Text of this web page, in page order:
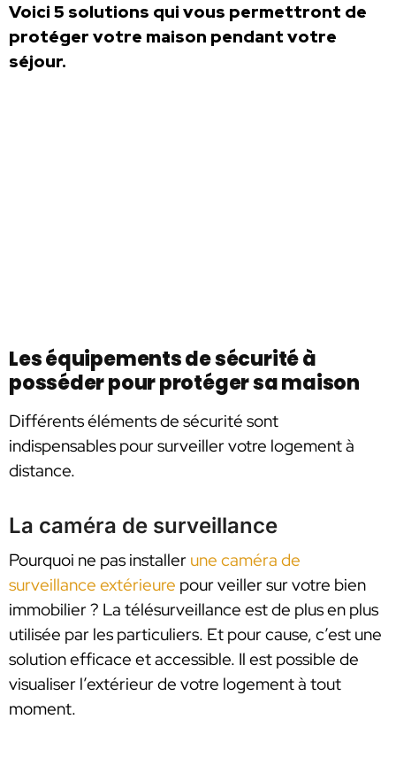
Voici 5 solutions qui vous permettront de
protéger votre maison pendant votre
séjour.
Les équipements de sécurité à
posséder pour protéger sa maison
Différents éléments de sécurité sont
indispensables pour surveiller votre logement à
distance.
La caméra de surveillance
Pourquoi ne pas installer une caméra de
surveillance extérieure pour veiller sur votre bien
immobilier ? La télésurveillance est de plus en plus
utilisée par les particuliers. Et pour cause, c’est une
solution efficace et accessible. Il est possible de
visualiser l’extérieur de votre logement à tout
moment.